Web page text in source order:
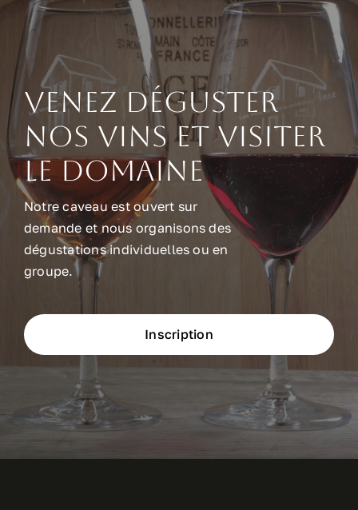
Venez déguster
nos vins et visiter
le domaine
Notre caveau est ouvert sur
demande et nous organisons des
dégustations individuelles ou en
groupe.
Inscription